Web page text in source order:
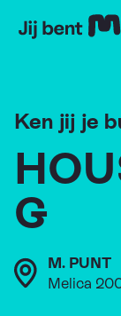
Home
Ken jij je
G
M. PUNT
Melica